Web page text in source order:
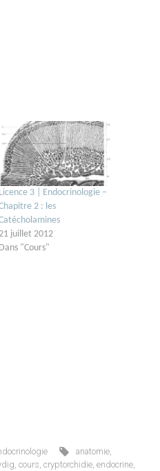
Licence 3 | Endocrinologie –
2 : les
juillet 2012
Dans "Cours"
anatomie
cours cryptorchidie endocrine